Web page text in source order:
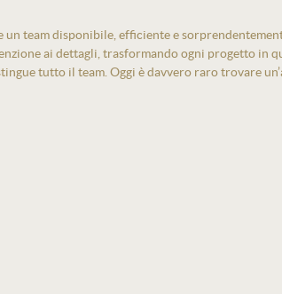
team disponibile, efficiente e
ai dettagli, trasformando ogni progetto in
tutto il team. Oggi è davvero raro trovare